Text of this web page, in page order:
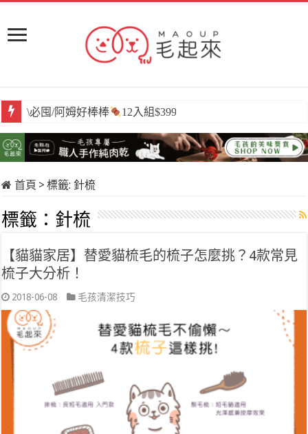
\必囤/阿姆好棒棒 12入組$399
首頁 > 標籤: 針梳
標籤： 針梳
【貓貓家居】替愛貓梳毛的梳子怎麼挑？4款常見
梳子大分析！
2018-06-08 毛孩清潔技巧